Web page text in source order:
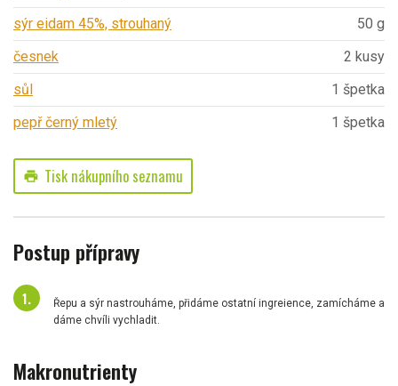
sýr eidam 45%, strouhaný
50 g
česnek
2 kusy
sůl
1 špetka
pepř černý mletý
1 špetka
print Tisk nákupního seznamu
Postup přípravy
Řepu a sýr nastrouháme, přidáme ostatní ingreience, zamícháme a
dáme chvíli vychladit.
Makronutrienty